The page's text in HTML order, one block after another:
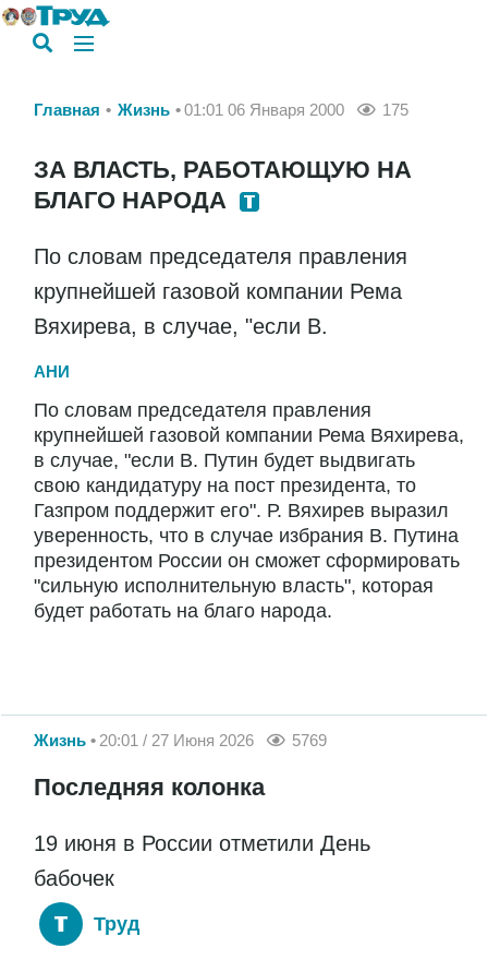
Главная Жизнь 01:01 06 Января 2000 175
ЗА ВЛАСТЬ, РАБОТАЮЩУЮ НА
БЛАГО НАРОДА
По словам председателя правления
крупнейшей газовой компании Рема
Вяхирева, в случае, "если В.
АНИ
По словам председателя правления
крупнейшей газовой компании Рема Вяхирева,
в случае, "если В. Путин будет выдвигать
свою кандидатуру на пост президента, то
Газпром поддержит его". Р. Вяхирев выразил
уверенность, что в случае избрания В. Путина
президентом России он сможет сформировать
"сильную исполнительную власть", которая
будет работать на благо народа.
Жизнь 20:01 / 27 Июня 2026 5769
Последняя колонка
19 июня в России отметили День
бабочек
Труд